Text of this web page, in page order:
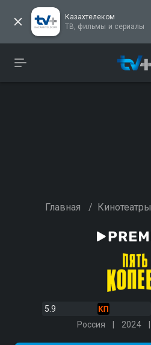
Казахтелеком
ТВ, фильмы и сериалы
Главная / Кинотеатры
5.9
Россия
2024